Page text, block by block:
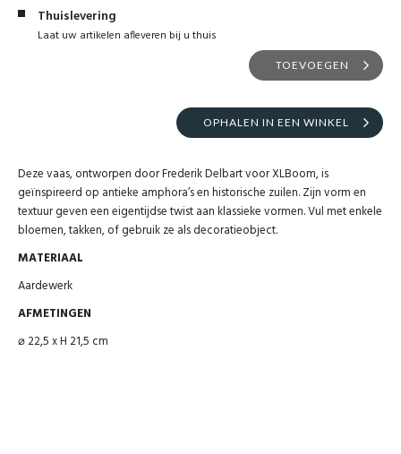
Thuislevering
Laat uw artikelen afleveren bij u thuis
TOEVOEGEN
OPHALEN IN EEN WINKEL
Deze vaas, ontworpen door Frederik Delbart voor XLBoom, is
geïnspireerd op antieke amphora’s en historische zuilen. Zijn vorm en
textuur geven een eigentijdse twist aan klassieke vormen. Vul met enkele
bloemen, takken, of gebruik ze als decoratieobject.
MATERIAAL
Aardewerk
AFMETINGEN
⌀ 22,5 x H 21,5 cm